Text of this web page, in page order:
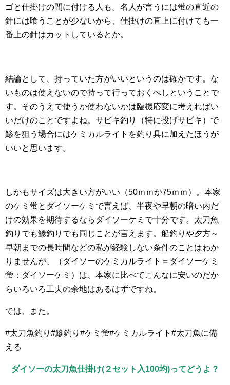
ゴと仕掛けの間に付ける人も。名人が言うには蛍の直近の
針には喰うことが少ないから、仕掛けの直上に付けても一
番上の針はカットしているとか。
結論として、持っていた方がいいというのは確かです。な
いものは使えないので持って行っておくべしということで
す。そのうえで使うか使わないかは臨機応変に考えればい
いだけのことですよね。サビキ釣り（特に投げサビキ）で
鯵を狙う場合にはケミカルライトを釣り具に加えたほうが
いいと思います。
しかもサイズは大きい方がいい（50ｍｍか75ｍｍ）。本家
のケミ蛍とダイソーケミで言えば、半夜や早朝の暗い内だ
けの効果を期待するならダイソーケミで十分です。太刀魚
釣りでも鯵釣りでも同じことが言えます。船釣りや夕方～
早朝までの長時間などの私が経験しない条件のことはわか
りませんが、（ダイソーのケミカルライト＝ダイソーケミ
蛍：ダイソーケミ）は、本家に比べてこんなに安いのだか
らいろいろ工夫の余地はあるはずですね。
では、また。
#太刀魚釣り#鰺釣り#ケミ蛍#ケミカルライト#太刀魚に備
える
ダイソーの太刀魚仕掛け(２セット入100均)ってどうよ？